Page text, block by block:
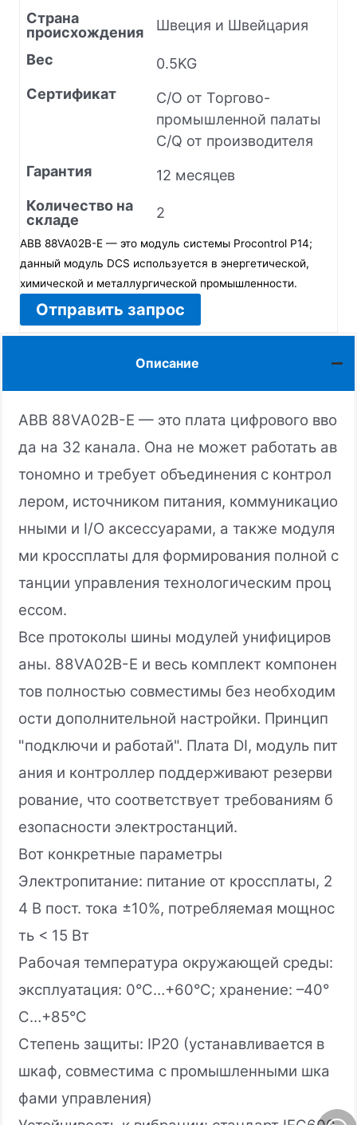
Страна
происхождения
Швеция и Швейцария
Вес
0.5KG
Сертификат
C/O от Торгово-
промышленной палаты
C/Q от производителя
Гарантия
12 месяцев
Количество на
складе
2
ABB 88VA02B-E — это модуль системы Procontrol P14;
данный модуль DCS используется в энергетической,
химической и металлургической промышленности.
Отправить запрос
Описание
ABB 88VA02B-E — это плата цифрового вво
да на 32 канала. Она не может работать ав
тономно и требует объединения с контрол
лером, источником питания, коммуникацио
нными и I/O аксессуарами, а также модуля
ми кроссплаты для формирования полной с
танции управления технологическим проц
ессом.
Все протоколы шины модулей унифициров
аны. 88VA02B-E и весь комплект компонен
тов полностью совместимы без необходим
ости дополнительной настройки. Принцип
"подключи и работай". Плата DI, модуль пит
ания и контроллер поддерживают резерви
рование, что соответствует требованиям б
езопасности электростанций.
Вот конкретные параметры
Электропитание: питание от кроссплаты, 2
4 В пост. тока ±10%, потребляемая мощнос
ть < 15 Вт
Рабочая температура окружающей среды:
эксплуатация: 0°C…+60°C; хранение: –40°
C…+85°C
Степень защиты: IP20 (устанавливается в
шкаф, совместима с промышленными шка
фами управления)